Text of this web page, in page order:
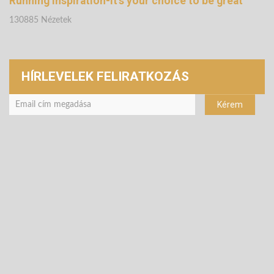
130885 Nézetek
HÍRLEVELEK FELIRATKOZÁS